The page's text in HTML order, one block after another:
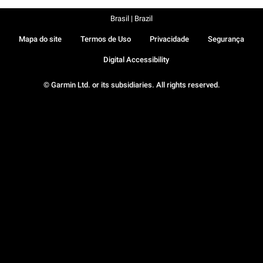
© Garmin Ltd. or its subsidiaries. All rights reserved.
Mapa do site Termos de Uso Privacidade Segurança
Digital Accessibility
Brasil | Brazil